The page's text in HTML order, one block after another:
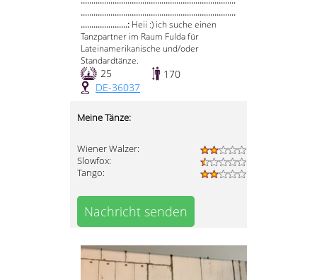
.........................................................................
......................: Heii :) ich suche einen
Tanzpartner im Raum Fulda für
Lateinamerikanische und/oder
Standardtänze.
25
170
DE-36037
Meine Tänze:
Wiener Walzer:
Slowfox:
Tango:
Nachricht senden